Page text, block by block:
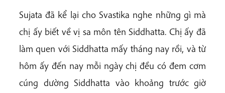
Sujata đã kể lại cho Svastika nghe những gì mà
chị ấy biết về vị sa môn tên Siddhatta. Chị ấy đã
làm quen với Siddhatta mấy tháng nay rồi, và từ
hôm ấy đến nay mỗi ngày chị đều có đem cơm
cúng dường Siddhatta vào khoảng trước giờ